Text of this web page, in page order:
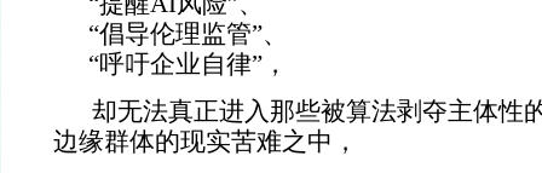
“倡导伦理监管”、
“呼吁企业自律”，
却无法真正进入那些被算法剥夺主体性
边缘群体的现实苦难之中，